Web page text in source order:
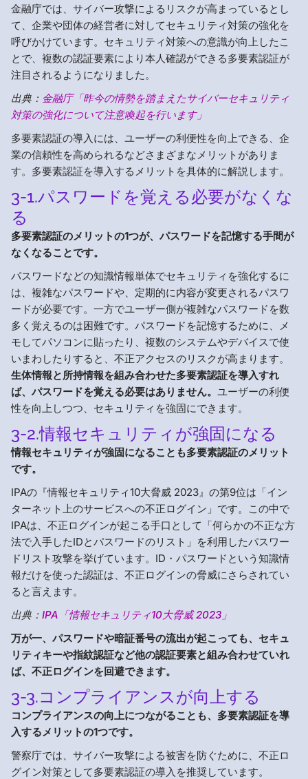
金融庁では、サイバー攻撃によるリスクが高まっているとし
て、企業や団体の経営者に対してセキュリティ対策の強化を
呼びかけています。セキュリティ対策への意識が向上したこ
とで、複数の認証要素により本人確認ができる多要素認証が
注目されるようになりました。
出典： 金融庁「昨今の情勢を踏まえたサイバーセキュリティ
対策の強化について注意喚起を行います」
多要素認証の導入には、ユーザーの利便性を向上できる、企
業の信頼性を高められるなどさまざまなメリットがありま
す。多要素認証を導入するメリットを具体的に解説します。
3-1.パスワードを覚える必要がなくな
る
多要素認証のメリットの1つが、パスワードを記憶する手間が
なくなることです。
パスワードなどの知識情報単体でセキュリティを強化するに
は、複雑なパスワードや、定期的に内容が変更されるパスワ
ードが必要です。一方でユーザー側が複雑なパスワードを数
多く覚えるのは困難です。パスワードを記憶するために、メ
モしてパソコンに貼ったり、複数のシステムやデバイスで使
いまわしたりすると、不正アクセスのリスクが高まります。
生体情報と所持情報を組み合わせた多要素認証を導入すれ
ば、パスワードを覚える必要はありません。 ユーザーの利便
性を向上しつつ、セキュリティを強固にできます。
3-2.情報セキュリティが強固になる
情報セキュリティが強固になることも多要素認証のメリット
です。
IPAの『情報セキュリティ10大脅威 2023』の第9位は「イン
ターネット上のサービスへの不正ログイン」です。この中で
IPAは、不正ログインが起こる手口として「何らかの不正な方
法で入手したIDとパスワードのリスト」を利用したパスワー
ドリスト攻撃を挙げています。ID・パスワードという知識情
報だけを使った認証は、不正ログインの脅威にさらされてい
ると言えます。
出典： IPA「情報セキュリティ10大脅威 2023」
万が一、パスワードや暗証番号の流出が起こっても、セキュ
リティキーや指紋認証など他の認証要素と組み合わせていれ
ば、不正ログインを回避できます。
3-3.コンプライアンスが向上する
コンプライアンスの向上につながることも、多要素認証を導
入するメリットの1つです。
警察庁では、サイバー攻撃による被害を防ぐために、不正ロ
グイン対策として多要素認証の導入を推奨しています。